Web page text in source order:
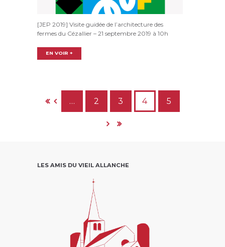
[JEP 2019] Visite guidée de l’architecture des
fermes du Cézallier – 21 septembre 2019 à 10h
EN VOIR +
… 2 3 4 5
LES AMIS DU VIEIL ALLANCHE